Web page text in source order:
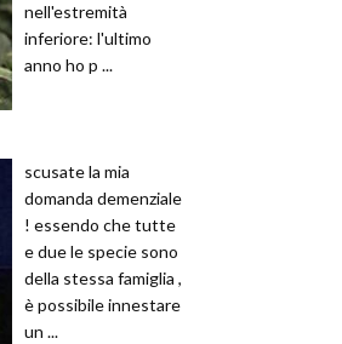
nell'estremità
inferiore: l'ultimo
anno ho p ...
scusate la mia
domanda demenziale
! essendo che tutte
e due le specie sono
della stessa famiglia ,
è possibile innestare
un ...